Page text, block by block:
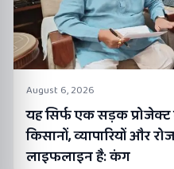
August 6, 2026
यह सिर्फ एक सड़क प्रोजेक्ट
किसानों, व्यापारियों और
लाइफलाइन है: कंग